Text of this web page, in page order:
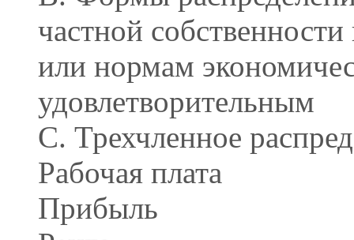
частной
или нормам
удовлетворительным
C. Трехчленное
Рабочая плата
Прибыль